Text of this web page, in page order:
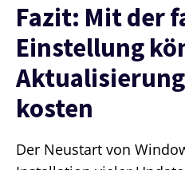
Fazit: Mit der
Einstellung
kosten
Der Neustart von